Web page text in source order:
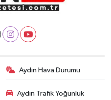
Aydın Hava Durumu
Aydın Trafik Yoğunluk